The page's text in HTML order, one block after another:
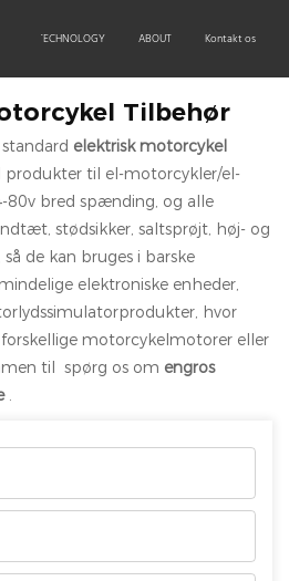
TECHNOLOGY ABOUT Kontakt os
Tilbehør
elektrisk motorcykel
produkter til el-motorcykler/el-
80v bred spænding, og alle
stødsikker, saltsprøjt, høj- og
de kan bruges i barske
elektroniske enheder,
hvor
forskellige motorcykelmotorer eller
til spørg os om engros
.